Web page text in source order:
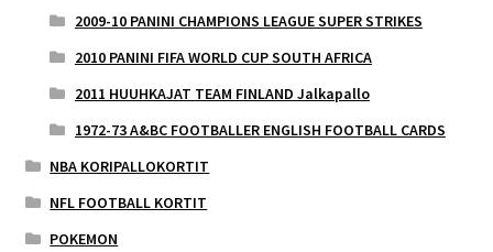
2009-10 PANINI CHAMPIONS LEAGUE SUPER STRIKES
2010 PANINI FIFA WORLD CUP SOUTH AFRICA
2011 HUUHKAJAT TEAM FINLAND Jalkapallo
1972-73 A&BC FOOTBALLER ENGLISH FOOTBALL CARDS
NBA KORIPALLOKORTIT
NFL FOOTBALL KORTIT
POKEMON